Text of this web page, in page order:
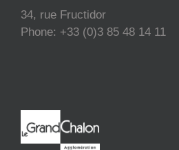
34, rue Fructidor
Phone: +33 (0)3 85 48 14 11